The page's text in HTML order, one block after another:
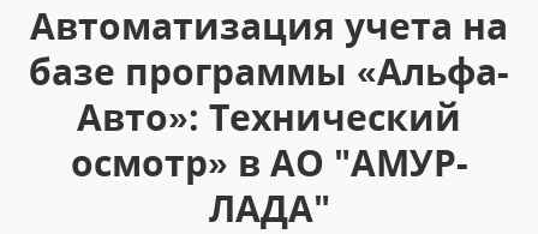
Автоматизация учета на
базе программы «Альфа-
Авто»: Технический
осмотр» в АО "АМУР-
ЛАДА"